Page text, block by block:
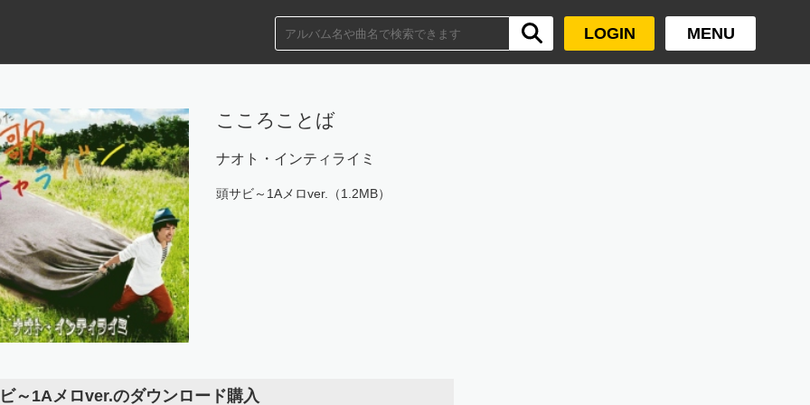
LOGIN MENU
こころことば
ナオト・インティライミ
頭サビ～1Aメロver.（1.2MB）
～1Aメロver.のダウンロード購入